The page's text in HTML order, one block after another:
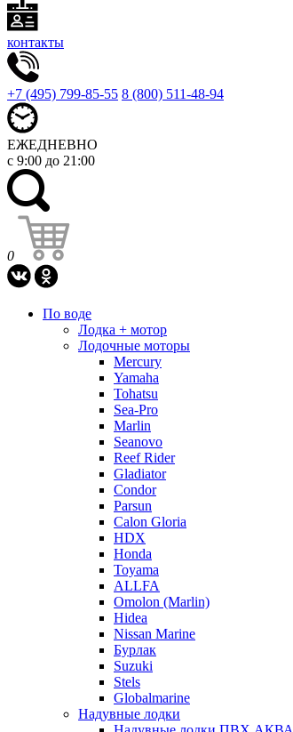
контакты
+7 (495) 799-85-55 8 (800) 511-48-94
ЕЖЕДНЕВНО
с 9:00 до 21:00
0
По воде
Лодка + мотор
Лодочные моторы
Mercury
Yamaha
Tohatsu
Sea-Pro
Marlin
Seanovo
Reef Rider
Gladiator
Condor
Parsun
Calon Gloria
HDX
Honda
Toyama
ALLFA
Omolon (Marlin)
Hidea
Nissan Marine
Бурлак
Suzuki
Stels
Globalmarine
Надувные лодки